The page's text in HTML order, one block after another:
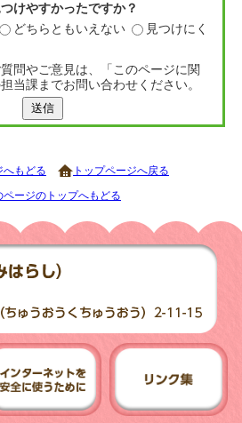
けやすかったですか？
どちらともいえない
見つけにく
問やご意見は、「このページに関
当課までお問い合わせください。
送信
へもどる
トップページへ戻る
ページのトップへもどる